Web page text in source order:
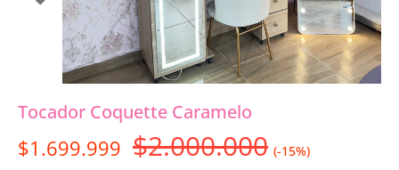
Tocador Coquette Caramelo
$1.699.999 $2.000.000 (-15%)